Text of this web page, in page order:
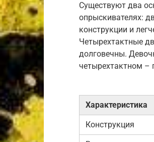
Существуют два
опрыскивателях:
конструкции и
Четырехтактные
долговечны.
четырехтактном –
Характеристика
Конструкция